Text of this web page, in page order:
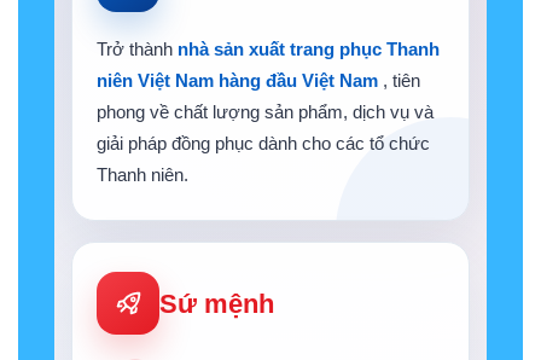
Trở thành nhà sản xuất trang phục Thanh
niên Việt Nam hàng đầu Việt Nam , tiên
phong về chất lượng sản phẩm, dịch vụ và
giải pháp đồng phục dành cho các tổ chức
Thanh niên.
Sứ mệnh